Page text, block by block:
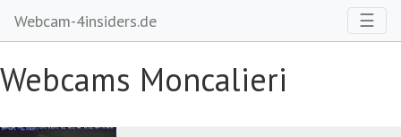
Webcam-4insiders.de ☰
Webcams Moncalieri